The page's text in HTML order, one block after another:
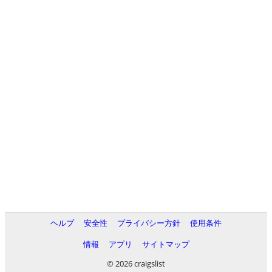
ヘルプ 安全性 プライバシー方針
使用条件
情報
アプリ
サイトマップ
© 2026 craigslist